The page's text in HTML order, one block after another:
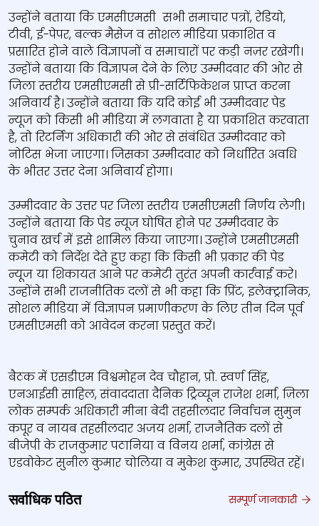
उन्होंने बताया कि एमसीएमसी सभी समाचार पत्रों, रेडियो,
टीवी, ई-पेपर, बल्क मैसेज व सोशल मीडिया प्रकाशित व
प्रसारित होने वाले विज्ञापनों व समाचारों पर कड़ी नज़र रखेगी।
उन्होंने बताया कि विज्ञापन देने के लिए उम्मीदवार की ओर से
जिला स्तरीय एमसीएमसी से प्री-सर्टिफिकेशन प्राप्त करना
अनिवार्य है। उन्होंने बताया कि यदि कोई भी उम्मीदवार पेड
न्यूज को किसी भी मीडिया में लगवाता है या प्रकाशित करवाता
है, तो रिटर्निंग अधिकारी की ओर से संबंधित उम्मीदवार को
नोटिस भेजा जाएगा। जिसका उम्मीदवार को निर्धारित अवधि
के भीतर उत्तर देना अनिवार्य होगा।
उम्मीदवार के उत्तर पर जिला स्तरीय एमसीएमसी निर्णय लेगी।
उन्होंने बताया कि पेड न्यूज घोषित होने पर उम्मीदवार के
चुनाव खर्च में इसे शामिल किया जाएगा। उन्होंने एमसीएमसी
कमेटी को निर्देश देते हुए कहा कि किसी भी प्रकार की पेड
न्यूज या शिकायत आने पर कमेटी तुरंत अपनी कार्रवाई करे।
उन्होंने सभी राजनीतिक दलों से भी कहा कि प्रिंट, इलेक्ट्रानिक,
सोशल मीडिया में विज्ञापन प्रमाणीकरण के लिए तीन दिन पूर्व
एमसीएमसी को आवेदन करना प्रस्तुत करें।
बैठक में एसडीएम विश्वमोहन देव चौहान, प्रो. स्वर्ण सिंह,
एनआईसी साहिल, संवाददाता दैनिक ट्रिव्यून राजेश शर्मा, ज़िला
लोक सम्पर्क अधिकारी मीना बेदी तहसीलदार निर्वाचन सुमुन
कपूर व नायब तहसीलदार अजय शर्मा, राजनैतिक दलों से
बीजेपी के राजकुमार पठानिया व विनय शर्मा, कांग्रेस से
एडवोकेट सुनील कुमार चोलिया व मुकेश कुमार, उपस्थित रहें।
सर्वाधिक पठित सम्पूर्ण जानकारी